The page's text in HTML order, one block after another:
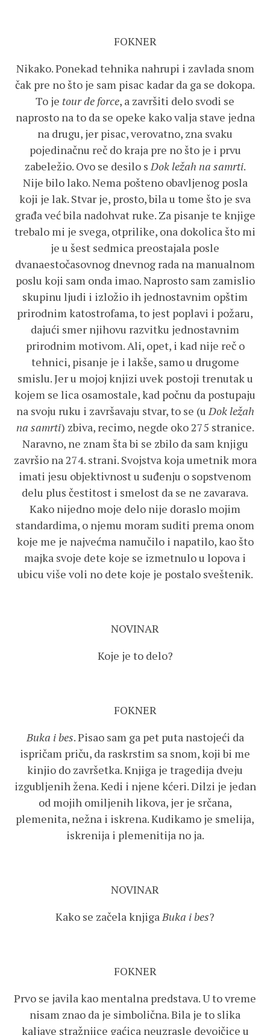
FOKNER
Nikako. Ponekad tehnika nahrupi i zavlada snom
čak pre no što je sam pisac kadar da ga se dokopa.
To je tour de force, a završiti delo svodi se
naprosto na to da se opeke kako valja stave jedna
na drugu, jer pisac, verovatno, zna svaku
pojedinačnu reč do kraja pre no što je i prvu
zabeležio. Ovo se desilo sDok ležah na samrti.
Nije bilo lako. Nema pošteno obavljenog posla
koji je lak. Stvar je, prosto, bila u tome što je sva
građa već bila nadohvat ruke. Za pisanje te knjige
trebalo mi je svega, otprilike, ona dokolica što mi
je u šest sedmica preostajala posle
dvanaestočasovnog dnevnog rada na manualnom
poslu koji sam onda imao. Naprosto sam zamislio
skupinu ljudi i izložio ih jednostavnim opštim
prirodnim katostrofama, to jest poplavi i požaru,
dajući smer njihovu razvitku jednostavnim
prirodnim motivom. Ali, opet, i kad nije reč o
tehnici, pisanje je i lakše, samo u drugome
smislu. Jer u mojoj knjizi uvek postoji trenutak u
kojem se lica osamostale, kad počnu da postupaju
na svoju ruku i završavaju stvar, to se (uDok ležah
na samrti) zbiva, recimo, negde oko 275 stranice.
Naravno, ne znam šta bi se zbilo da sam knjigu
završio na 274. strani. Svojstva koja umetnik mora
imati jesu objektivnost u suđenju o sopstvenom
delu plus čestitost i smelost da se ne zavarava.
Kako nijedno moje delo nije doraslo mojim
standardima, o njemu moram suditi prema onom
koje me je najvećma namučilo i napatilo, kao što
majka svoje dete koje se izmetnulo u lopova i
ubicu više voli no dete koje je postalo sveštenik.
NOVINAR
Koje je to delo?
FOKNER
Buka i bes. Pisao sam ga pet puta nastojeći da
ispričam priču, da raskrstim sa snom, koji bi me
kinjio do završetka. Knjiga je tragedija dveju
izgubljenih žena. Kedi i njene kćeri. Dilzi je jedan
od mojih omiljenih likova, jer je srčana,
plemenita, nežna i iskrena. Kudikamo je smelija,
iskrenija i plemenitija no ja.
NOVINAR
Kako se začela knjigaBuka i bes?
FOKNER
Prvo se javila kao mentalna predstava. U to vreme
nisam znao da je simbolična. Bila je to slika
kaljave stražnjice gaćica neuzrasle devojčice u